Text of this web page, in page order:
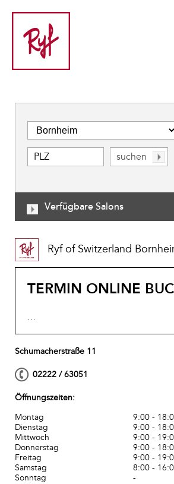
Verfügbare Salons
Ryf of Switzerland
TERMIN ONLINE
…
Schumacherstraße 11
02222 / 63051
Öffnungszeiten:
Montag
9:00 -
Dienstag
9:00 -
Mittwoch
9:00 -
Donnerstag
9:00 -
Freitag
9:00 -
Samstag
8:00 -
Sonntag
-